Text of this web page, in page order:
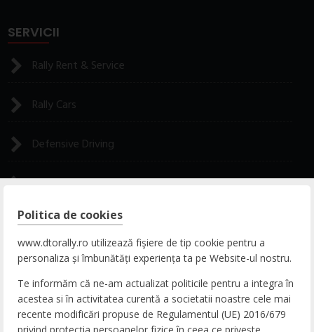
SERVICII
Rally Rent & Service
Rally Cars
Defensive Driving
Rally Experience
CONTACT
DN65b, Nr. 9, Zona Comercială Bradu, 117141
Pitești, Argeș, România
Politica de cookies
www.dtorally.ro utilizează fişiere de tip cookie pentru a
personaliza și îmbunătăți experiența ta pe Website-ul nostru.
Te informăm că ne-am actualizat politicile pentru a integra în
acestea si în activitatea curentă a societatii noastre cele mai
recente modificări propuse de Regulamentul (UE) 2016/679